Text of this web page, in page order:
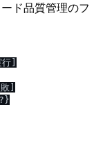
ド品質管理のフ
]
]